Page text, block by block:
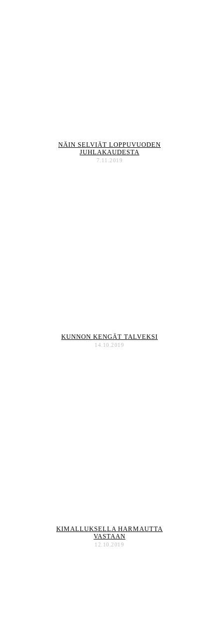
NÄIN SELVIÄT LOPPUVUODEN
JUHLAKAUDESTA
7.11.2019
KUNNON KENGÄT TALVEKSI
14.10.2019
KIMALLUKSELLA HARMAUTTA
VASTAAN
12.10.2019